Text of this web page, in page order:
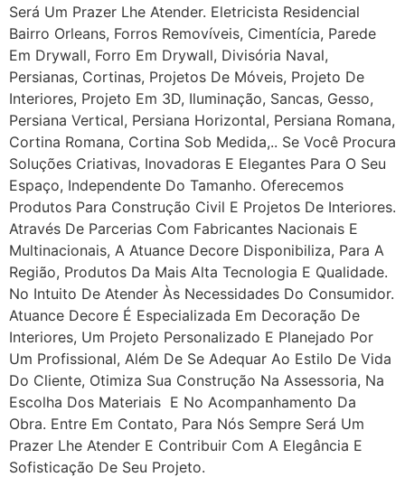
Será Um Prazer Lhe Atender. Eletricista Residencial
Bairro Orleans, Forros Removíveis, Cimentícia, Parede
Em Drywall, Forro Em Drywall, Divisória Naval,
Persianas, Cortinas, Projetos De Móveis, Projeto De
Interiores, Projeto Em 3D, Iluminação, Sancas, Gesso,
Persiana Vertical, Persiana Horizontal, Persiana Romana,
Cortina Romana, Cortina Sob Medida,.. Se Você Procura
Soluções Criativas, Inovadoras E Elegantes Para O Seu
Espaço, Independente Do Tamanho. Oferecemos
Produtos Para Construção Civil E Projetos De Interiores.
Através De Parcerias Com Fabricantes Nacionais E
Multinacionais, A Atuance Decore Disponibiliza, Para A
Região, Produtos Da Mais Alta Tecnologia E Qualidade.
No Intuito De Atender Às Necessidades Do Consumidor.
Atuance Decore É Especializada Em Decoração De
Interiores, Um Projeto Personalizado E Planejado Por
Um Profissional, Além De Se Adequar Ao Estilo De Vida
Do Cliente, Otimiza Sua Construção Na Assessoria, Na
Escolha Dos Materiais E No Acompanhamento Da
Obra. Entre Em Contato, Para Nós Sempre Será Um
Prazer Lhe Atender E Contribuir Com A Elegância E
Sofisticação De Seu Projeto.